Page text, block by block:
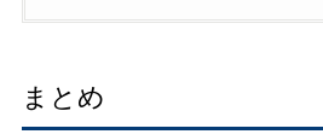
まとめ